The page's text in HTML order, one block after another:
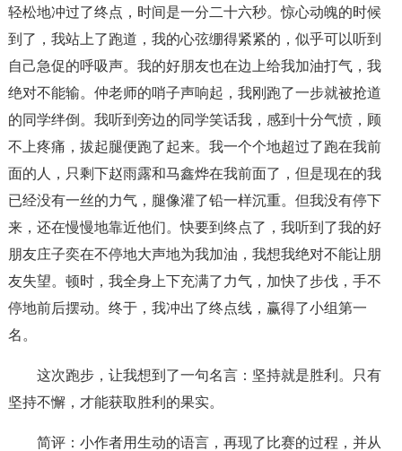
轻松地冲过了终点，时间是一分二十六秒。惊心动魄的时候
到了，我站上了跑道，我的心弦绷得紧紧的，似乎可以听到
自己急促的呼吸声。我的好朋友也在边上给我加油打气，我
绝对不能输。仲老师的哨子声响起，我刚跑了一步就被抢道
的同学绊倒。我听到旁边的同学笑话我，感到十分气愤，顾
不上疼痛，拔起腿便跑了起来。我一个个地超过了跑在我前
面的人，只剩下赵雨露和马鑫烨在我前面了，但是现在的我
已经没有一丝的力气，腿像灌了铅一样沉重。但我没有停下
来，还在慢慢地靠近他们。快要到终点了，我听到了我的好
朋友庄子奕在不停地大声地为我加油，我想我绝对不能让朋
友失望。顿时，我全身上下充满了力气，加快了步伐，手不
停地前后摆动。终于，我冲出了终点线，赢得了小组第一
名。
这次跑步，让我想到了一句名言：坚持就是胜利。只有
坚持不懈，才能获取胜利的果实。
简评：小作者用生动的语言，再现了比赛的过程，并从